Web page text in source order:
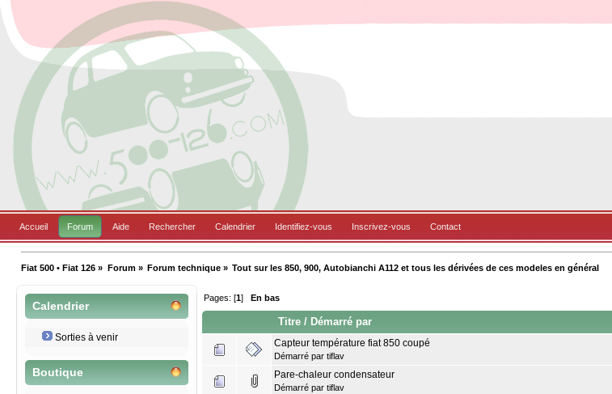
Accueil Forum Aide Rechercher Calendrier Identifiez-vous Inscrivez-vous Contact
Fiat 500 • Fiat 126 » Forum» Forum technique» Tout sur les 850, 900, Autobianchi A112 et tous les dérivées de ces modeles en général
Calendrier
Sorties à venir
Boutique
Pages: [1] En bas
Titre / Démarré par
Capteur température fiat 850 coupé
Démarré par tiflav
Pare-chaleur condensateur
Démarré par tiflav